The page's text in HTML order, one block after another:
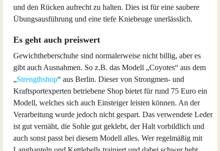
und den Rücken aufrecht zu halten. Dies ist für eine saubere
Übungsausführung und eine tiefe Kniebeuge unerlässlich.
Es geht auch preiswert
Gewichtheberschuhe sind normalerweise nicht billig, aber es
gibt auch Ausnahmen. So z.B. das Modell „Coyotes“ aus dem
„Strengthshop“ aus Berlin. Dieser von Strongmen- und
Kraftsportexperten betriebene Shop bietet für rund 75 Euro ein
Modell, welches sich auch Einsteiger leisten können. An der
Verarbeitung wurde jedoch nicht gespart. Das verwendete Leder
ist gut vernäht, die Sohle gut geklebt, der Halt vorbildlich und
auch sonst passt bei diesem Modell alles. Wer regelmäßig mit